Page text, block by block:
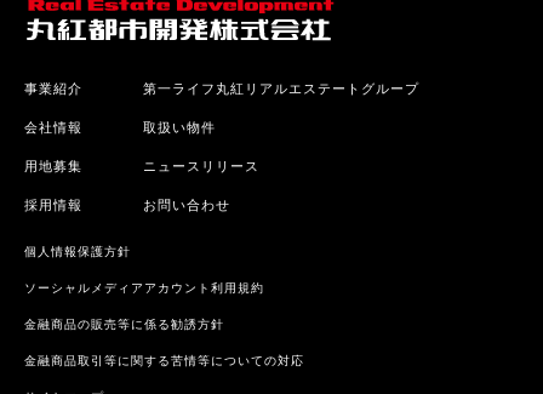
事業紹介
会社情報
用地募集
採用情報
第一ライフ丸紅リアルエステートグループ
取扱い物件
ニュースリリース
お問い合わせ
個人情報保護方針
ソーシャルメディアアカウント利用規約
金融商品の販売等に係る勧誘方針
金融商品取引等に関する苦情等についての対応